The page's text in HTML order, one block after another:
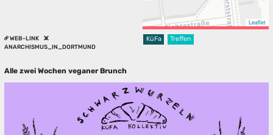
Leaflet
WEB-LINK
ANARCHISMUS_IN_DORTMUND
KüFa Treffen
Alle zwei Wochen veganer Brunch